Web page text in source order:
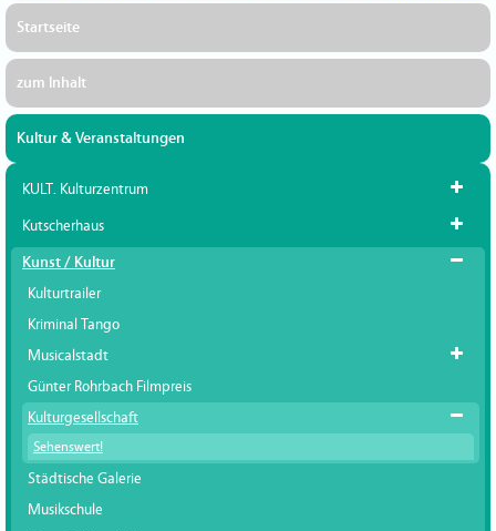
Startseite
zum Inhalt
Kultur & Veranstaltungen
KULT. Kulturzentrum
Kutscherhaus
Kunst / Kultur
Kulturtrailer
Kriminal Tango
Musicalstadt
Günter Rohrbach Filmpreis
Kulturgesellschaft
Sehenswert!
Städtische Galerie
Musikschule